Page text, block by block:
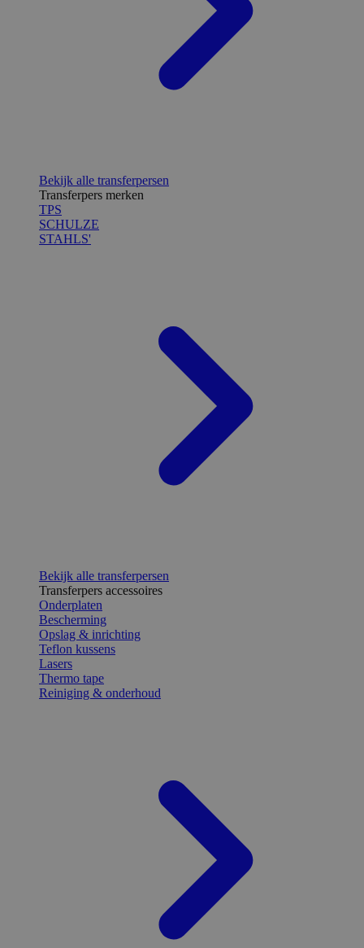
Bekijk alle transferpersen
Transferpers merken
TPS
SCHULZE
STAHLS'
Bekijk alle transferpersen
Transferpers accessoires
Onderplaten
Bescherming
Opslag & inrichting
Teflon kussens
Lasers
Thermo tape
Reiniging & onderhoud